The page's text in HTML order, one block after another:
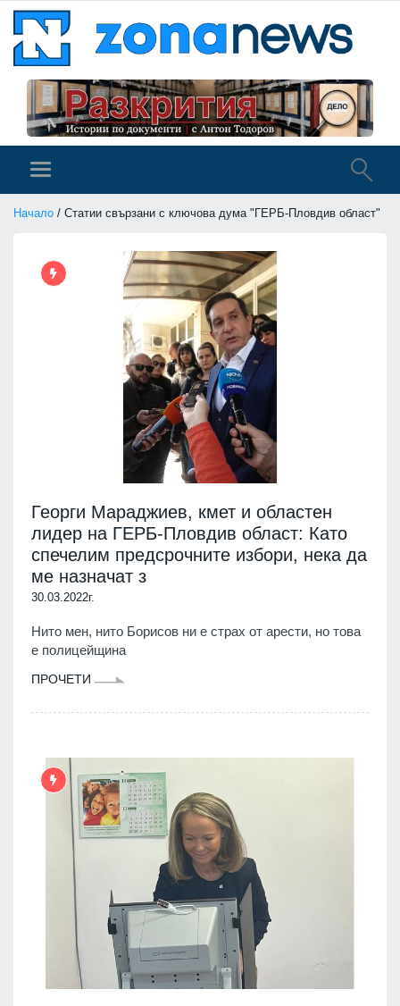
Начало / Статии свързани с ключова дума "ГЕРБ-Пловдив област"
Георги Мараджиев, кмет и областен
лидер на ГЕРБ-Пловдив област: Като
спечелим предсрочните избори, нека да
ме назначат з
30.03.2022г.
Нито мен, нито Борисов ни е страх от арести, но това
е полицейщина
ПРОЧЕТИ